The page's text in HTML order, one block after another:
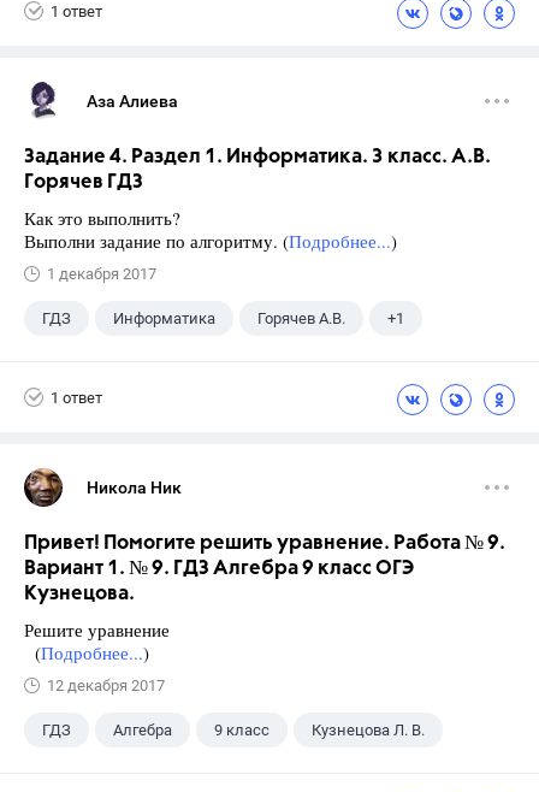
1 ответ
Аза Алиева
Задание 4. Раздел 1. Информатика. 3 класс. А.В.
Горячев ГДЗ
Как это выполнить?
Выполни задание по алгоритму. (Подробнее...)
1 декабря 2017
ГДЗ Информатика Горячев А.В. +1
1 ответ
Никола Ник
Привет! Помогите решить уравнение. Работа № 9.
Вариант 1. № 9. ГДЗ Алгебра 9 класс ОГЭ
Кузнецова.
Решите уравнение
(Подробнее...)
12 декабря 2017
ГДЗ Алгебра 9 класс Кузнецова Л. В.